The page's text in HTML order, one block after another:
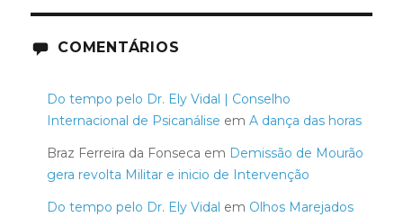
COMENTÁRIOS
Do tempo pelo Dr. Ely Vidal | Conselho
Internacional de Psicanálise em A dança das horas
Braz Ferreira da Fonseca em Demissão de Mourão
gera revolta Militar e inicio de Intervenção
Do tempo pelo Dr. Ely Vidal em Olhos Marejados